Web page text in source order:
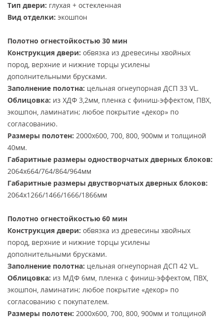
Тип двери: глухая + остекленная
Вид отделки: экошпон
Полотно огнестойкостью 30 мин
Конструкция двери: обвязка из древесины хвойных
пород, верхние и нижние торцы усилены
дополнительными брусками.
Заполнение полотна: цельная огнеупорная ДСП 33 VL.
Облицовка: из ХДФ 3,2мм, пленка с финиш-эффектом, ПВХ,
экошпон, ламинатин; любое покрытие «декор» по
согласованию.
Размеры полотен: 2000х600, 700, 800, 900мм и толщиной
40мм.
Габаритные размеры одностворчатых дверных блоков:
2064х664/764/864/964мм
Габаритные размеры двустворчатых дверных блоков:
2064х1266/1466/1666/1866мм
Полотно огнестойкостью 60 мин
Конструкция двери: обвязка из древесины хвойных
пород, верхние и нижние торцы усилены
дополнительными брусками.
Заполнение полотна: цельная огнеупорная ДСП 42 VL.
Облицовка: из МДФ 6мм, пленка с финиш-эффектом, ПВХ,
экошпон, ламинатин; любое покрытие «декор» по
согласованию с покупателем.
Размеры полотен: 2000х600, 700, 800, 900мм и толщиной